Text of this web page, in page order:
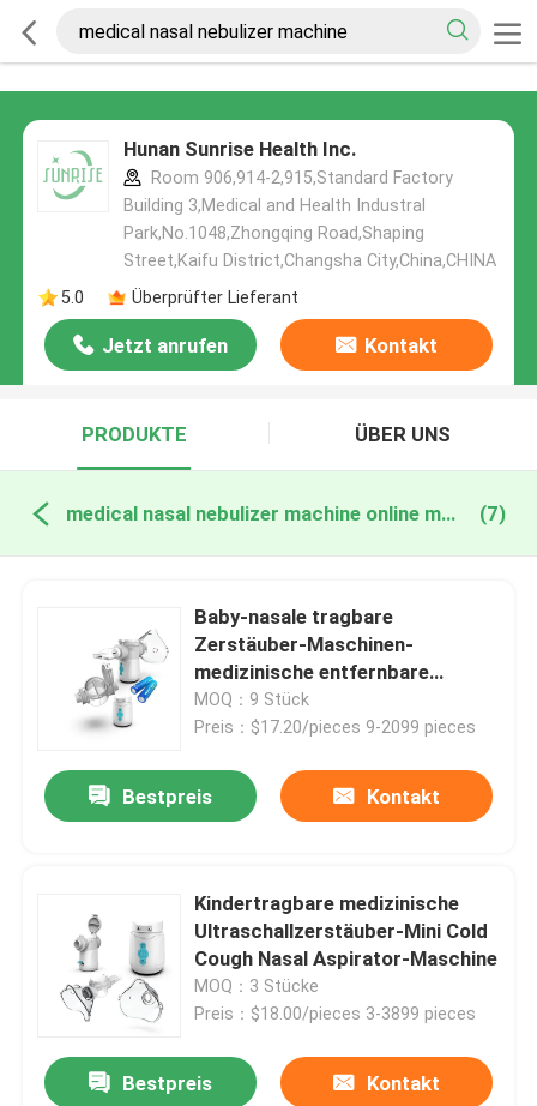
Hunan Sunrise Health Inc.
Room 906,914-2,915,Standard Factory
Building 3,Medical and Health Industral
Park,No.1048,Zhongqing Road,Shaping
Street,Kaifu District,Changsha City,China,CHINA
5.0
Überprüfter Lieferant
Jetzt anrufen Kontakt
PRODUKTE ÜBER UNS
medical nasal nebulizer machine online manufacture (7)
Baby-nasale tragbare
Zerstäuber-Maschinen-
medizinische entfernbare
Batterie für kalten Husten
MOQ：9 Stück
Preis：$17.20/pieces 9-2099 pieces
Bestpreis Kontakt
Kindertragbare medizinische
Ultraschallzerstäuber-Mini Cold
Cough Nasal Aspirator-Maschine
MOQ：3 Stücke
Preis：$18.00/pieces 3-3899 pieces
Bestpreis Kontakt